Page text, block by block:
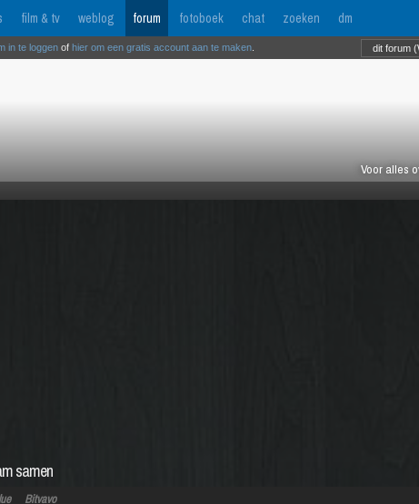
film & tv weblog forum fotoboek chat zoeken dm
Voor alles
in te loggen of hier om een gratis account aan te maken
samen
Bitvavo